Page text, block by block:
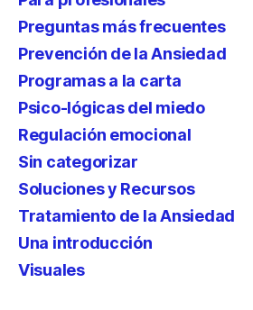
Preguntas más frecuentes
Prevención de la Ansiedad
Programas a la carta
Psico-lógicas del miedo
Regulación emocional
Sin categorizar
Soluciones y Recursos
Tratamiento de la Ansiedad
Una introducción
Visuales